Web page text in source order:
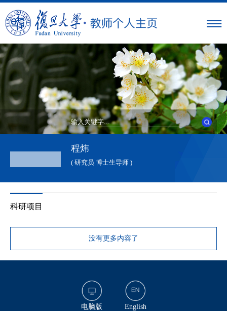
程炜
( 研究员 博士生导师 )
科研项目
没有更多内容了
电脑版 English